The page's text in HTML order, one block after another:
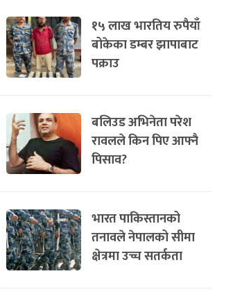
१५ लाख भारतिय रुपैयाँ
बोकेका डम्बर झापाबाट
पक्राउ
बलिउड अभिनेता परेश
रावलले किन पिए आफ्नै
पिसाव?
भारत पाकिस्तानको
तनावले नेपालको सीमा
क्षेत्रमा उच्च सतर्कता